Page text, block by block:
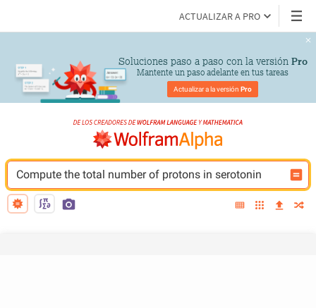
ACTUALIZAR A PRO
Soluciones paso a paso con la versión Pro
Mantente un paso adelante en tus tareas
Actualizar a la versión Pro
Compute the total number of protons in serotonin